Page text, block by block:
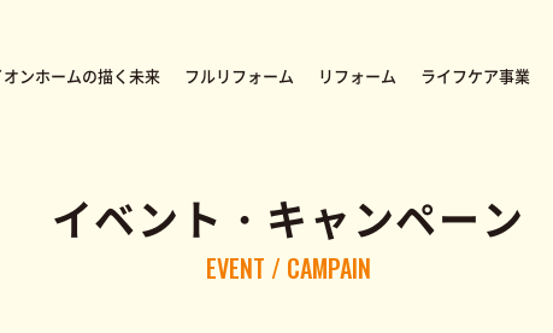
オンホームの描く未来 フルリフォーム リフォーム ライフケア事業
イベント・キャンペーン
EVENT / CAMPAIN